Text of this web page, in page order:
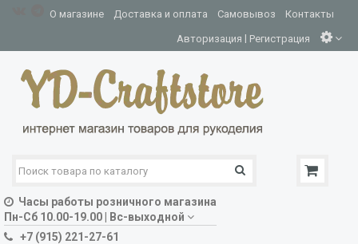
О магазине Доставка и оплата Самовывоз Контакты
Авторизация | Регистрация
Часы работы розничного магазина
Пн-Сб 10.00-19.00 | Вс-выходной
+7 (915) 221-27-61